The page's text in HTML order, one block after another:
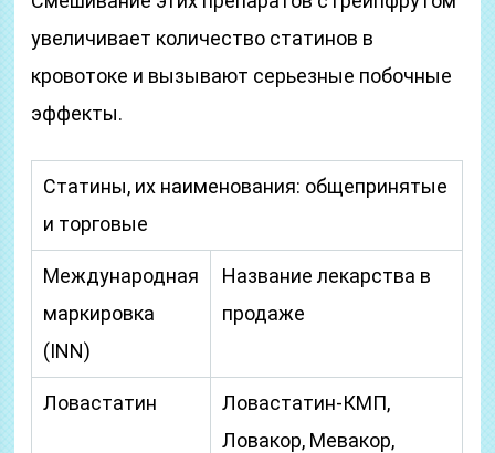
увеличивает количество статинов в
кровотоке и вызывают серьезные побочные
эффекты.
Статины, их наименования: общепринятые
и торговые
Международная
маркировка
(INN)
Название лекарства в
продаже
Ловастатин
Ловастатин-КМП,
Ловакор, Мевакор,